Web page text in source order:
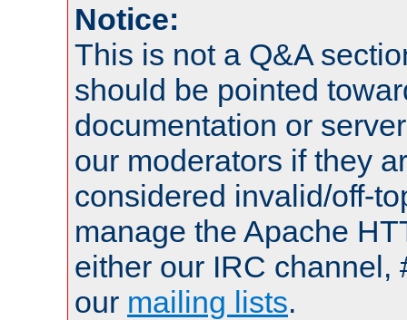
Notice:
This is not a Q&A
should be pointed
documentation or
our moderators if they
considered invalid/off-
manage the Apache
either our IRC channel,
our mailing lists.